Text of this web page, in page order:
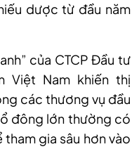
dược từ đầu năm
của CTCP Đầu tư
Việt Nam khiến thị
các thương vụ đầu
đông lớn thường có
gia sâu hơn vào